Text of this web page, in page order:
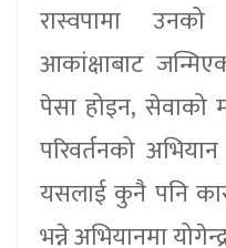
रास्वपामा उनको
आकांक्षाबाट
पेसा होइन, सेवाको
परिवर्तनको
यसलाई कुनै पनि
भन्ने अभियानमा